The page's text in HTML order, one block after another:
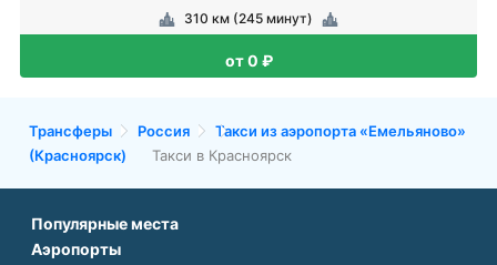
310 км (245 минут)
от 0 ₽
Трансферы Россия
Такси из аэропорта «Емельяново»
(Красноярск)
Такси в Красноярск
Популярные места
Аэропорт Подгорицы
Аэропорты